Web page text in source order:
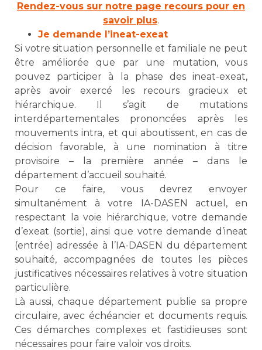
Rendez-vous sur notre page recours pour en
savoir plus.
Je demande l’ineat-exeat
Si votre situation personnelle et familiale ne peut
être améliorée que par une mutation, vous
pouvez participer à la phase des ineat-exeat,
après avoir exercé les recours gracieux et
hiérarchique. Il s’agit de mutations
interdépartementales prononcées après les
mouvements intra, et qui aboutissent, en cas de
décision favorable, à une nomination à titre
provisoire – la première année – dans le
département d’accueil souhaité.
Pour ce faire, vous devrez envoyer
simultanément à votre IA-DASEN actuel, en
respectant la voie hiérarchique, votre demande
d’exeat (sortie), ainsi que votre demande d’ineat
(entrée) adressée à l’IA-DASEN du département
souhaité, accompagnées de toutes les pièces
justificatives nécessaires relatives à votre situation
particulière.
Là aussi, chaque département publie sa propre
circulaire, avec échéancier et documents requis.
Ces démarches complexes et fastidieuses sont
nécessaires pour faire valoir vos droits.